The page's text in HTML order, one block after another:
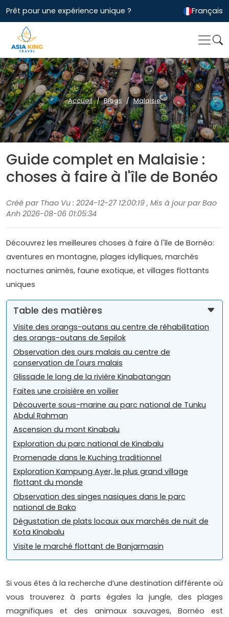
Prêt pour une expérience unique ? Français
Accueil Blogs Malaisie
Guide complet en Malaisie :
choses à faire à l'île de Bonéo
Créé par Thao Vu : 2024-12-27 12:00:19 , Mis à jour par Bao
Anh 2026-08-06 01:05:34
Découvrez les meilleures choses à faire à l'île de Bornéo:
aventures en montagne, plages idylliques, marchés
nocturnes animés, faune exotique, et villages flottants
uniques
Table des matières
Visite des orangs-outans au centre de réhabilitation
des orangs-outans de Sepilok
Observation des ours malais au centre de
conservation de l'ours malais
Glissade le long de la rivière Kinabatangan
Faites une croisière en voilier
Découverte sous-marine au parc national de Tunku
Abdul Rahman
Ascension du mont Kinabalu
Exploration du parc national de Kinabalu
Promenade dans le Kuching traditionnel
Exploration Kampung Ayer, le plus grand village
flottant du monde
Observation des singes nasiques dans le parc
national de Bako
Dégustation de plats locaux aux marchés de nuit de
Kota Kinabalu
Visite le marché flottant de Banjarmasin
Si vous êtes à la recherche d’une destination différente où
vous trouverez à parts égales la jungle, des plages
magnifiques et des animaux sauvages, Bornéo est